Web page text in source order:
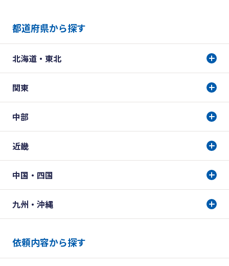
都道府県から探す
北海道・東北
関東
中部
近畿
中国・四国
九州・沖縄
依頼内容から探す